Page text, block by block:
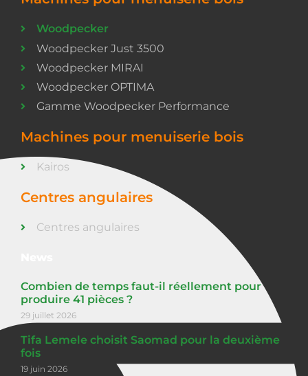
Woodpecker
Woodpecker Just 3500
Woodpecker MIRAI
Woodpecker OPTIMA
Gamme Woodpecker Performance
Machines pour menuiserie bois
Kairos
Centres angulaires
Centres angulaires
Combien de temps faut-il réellement pour
produire 41 pièces ?
29 juillet 2026
Tifa Lemele choisit Saomad pour la deuxième
fois
19 juin 2026